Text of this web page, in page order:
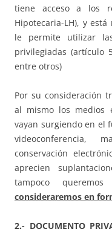
tiene acceso a los
Hipotecaria-LH), y
le permite utilizar
privilegiadas (artículo
entre otros)
Por su consideración
al mismo los medios
vayan surgiendo en el
videoconferencia,
conservación
aprecien
tampoco
consideraremos en
2.- DOCUMENTO